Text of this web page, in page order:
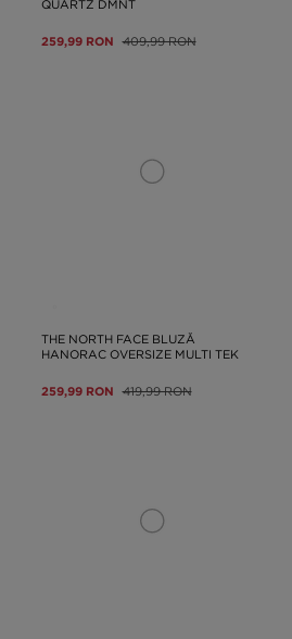
QUARTZ DMNT
259,99 RON 409,99 RON
THE NORTH FACE BLUZĂ
HANORAC OVERSIZE MULTI TEK
259,99 RON 419,99 RON